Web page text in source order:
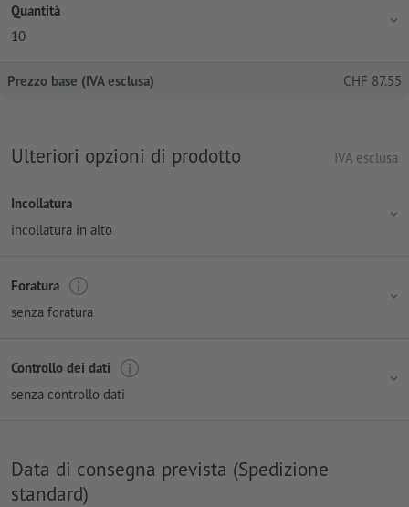
Quantità
10
Prezzo base (IVA esclusa) CHF 87.55
Ulteriori opzioni di prodotto IVA esclusa
Incollatura
incollatura in alto
Foratura
senza foratura
Controllo dei dati
senza controllo dati
Data di consegna prevista (Spedizione
standard)